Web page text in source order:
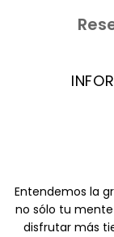
Entendemos la
no sólo tu
disfrutar más